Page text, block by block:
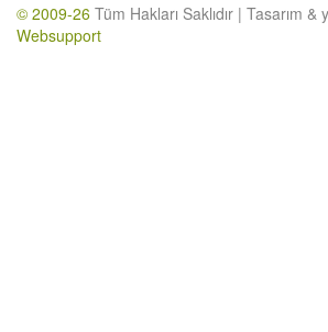
© 2009-26 Tüm Hakları Saklıdır | Tasarım &
Websupport